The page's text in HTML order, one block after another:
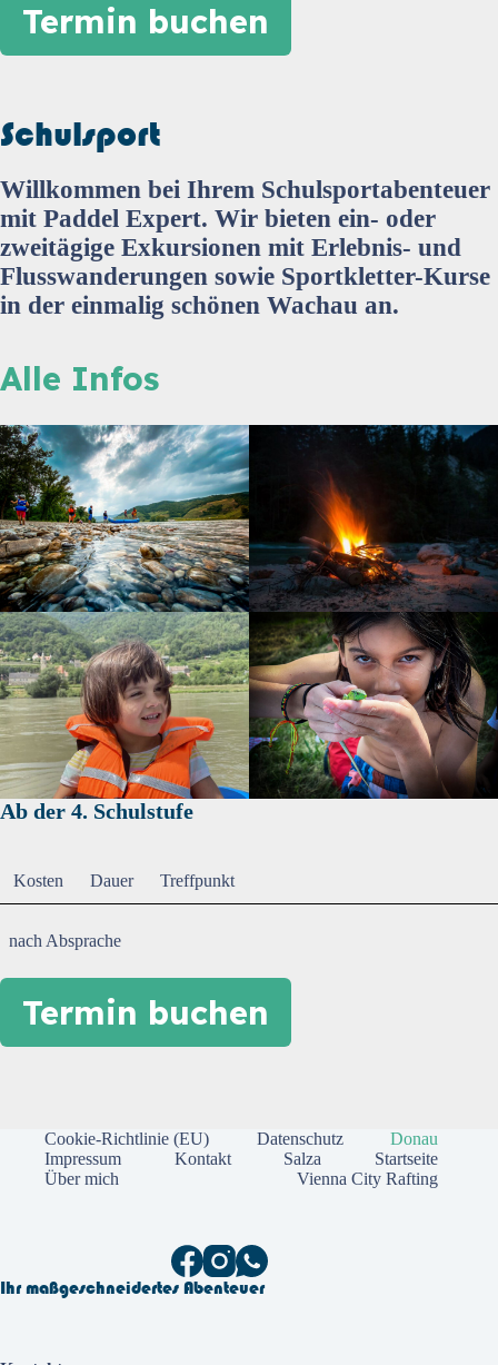
Termin buchen
Schulsport
Willkommen bei Ihrem Schulsportabenteuer
mit Paddel Expert. Wir bieten ein- oder
zweitägige Exkursionen mit Erlebnis- und
Flusswanderungen sowie Sportkletter-Kurse
in der einmalig schönen Wachau an.
Alle Infos
Ab der 4. Schulstufe
Kosten Dauer Treffpunkt
nach Absprache
Termin buchen
Cookie-Richtlinie (EU) Datenschutz
Donau
Impressum
Kontakt Salza
Startseite
Über mich
Vienna City Rafting
Ihr maßgeschneidertes Abenteuer